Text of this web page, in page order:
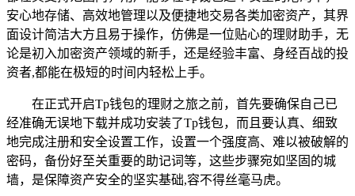
安心地存储、高效地管理以及便捷地交易各类加密资产，其界
面设计简洁大方且易于操作，仿佛是一位贴心的理财助手，无
论是初入加密资产领域的新手，还是经验丰富、身经百战的投
资者,都能在极短的时间内轻松上手。
在正式开启Tp钱包的理财之旅之前，首先要确保自己已
经准确无误地下载并成功安装了Tp钱包，而且要认真、细致
地完成注册和安全设置工作，设置一个强度高、难以被破解的
密码，备份好至关重要的助记词等，这些步骤宛如坚固的城
墙，是保障资产安全的坚实基础,容不得丝毫马虎。